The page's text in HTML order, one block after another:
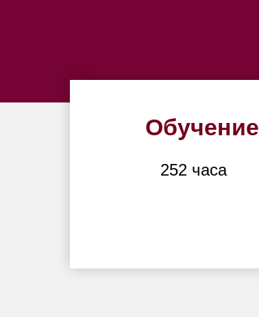
Обучение
252 часа